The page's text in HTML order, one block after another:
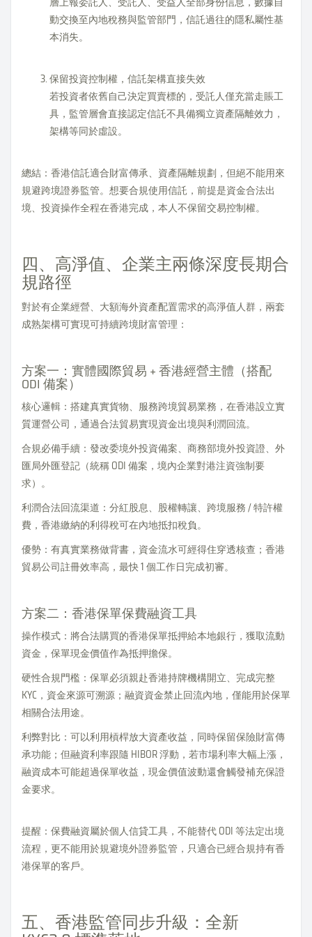
動交換至內地稅務與監管部門，信託過往的隱私屬性基
本消失。
保留投資控制權，信託架構直接失效
若投資者依舊自己決定買賣標的，受託人僅充當走賬工
具，監管層會直接認定信託不具備獨立資產隔離效力，
架構等同於虛設。
總結：香港信託適合財富傳承、資產隔離規劃，但絕不能用來
規避跨境證券監管。想要合規使用信託，前提是資金合法出
境、投資操作全程在香港完成，本人不保留交易控制權。
四、高淨值、企業主兩條深度長期合
規路徑
對於有企業經營、大額海外資產配置需求的高淨值人群，兩套
成熟架構可實現可持續跨境財富管理：
方案一：實體國際貿易 + 香港經營主體（搭配
ODI 備案）
核心邏輯：搭建真實貨物、服務跨境貿易業務，在香港設立實
質運營公司，通過合法貿易實現資金出境與利潤回流。
合規必備手續：發改委境外投資備案、商務部境外投資證、外
匯局外匯登記（統稱 ODI 備案，境內企業對港注資強制要
求）。
利潤合法回流渠道：分紅股息、股權轉讓、跨境服務 / 特許權
費，香港繳納的利得稅可在內地抵扣稅負。
優勢：有真實業務做背書，資金流水可經得住穿透核查；香港
貿易公司註冊效率高，最快 1 個工作日完成初審。
方案二：香港保單保費融資工具
操作模式：將合法購買的香港保單抵押給本地銀行，獲取流動
資金，保單現金價值作為抵押擔保。
硬性合規門檻：保單必須親赴香港持牌機構開立、完成完整
KYC，資金來源可溯源；融資資金禁止回流內地，僅能用於保單
相關合法用途。
利弊對比：可以利用槓桿放大資產收益，同時保留保險財富傳
承功能；但融資利率跟隨 HIBOR 浮動，若市場利率大幅上漲，
融資成本可能超過保單收益，現金價值波動還會觸發補充保證
金要求。
提醒：保費融資屬於個人信貸工具，不能替代 ODI 等法定出境
流程，更不能用於規避境外證券監管，只適合已經合規持有香
港保單的客戶。
五、香港監管同步升級：全新